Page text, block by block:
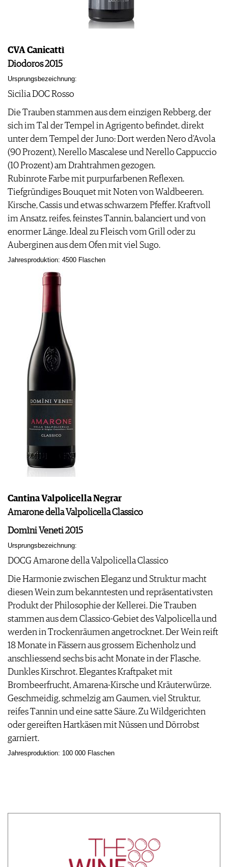
CVA Canicattì
Diodoros 2015
Ursprungsbezeichnung:
Sicilia DOC Rosso
Die Trauben stammen aus dem einzigen Rebberg, der
sich im Tal der Tempel in Agrigento befindet, direkt
unter dem Tempel der Juno: Dort werden Nero d’Avola
(90 Prozent), Nerello Mascalese und Nerello Cappuccio
(10 Prozent) am Drahtrahmen gezogen.
Rubinrote Farbe mit purpurfarbenen Reflexen.
Tiefgründiges Bouquet mit Noten von Waldbeeren.
Kirsche, Cassis und etwas schwarzem Pfeffer. Kraftvoll
im Ansatz, reifes, feinstes Tannin, balanciert und von
enormer Länge. Ideal zu Fleisch vom Grill oder zu
Auberginen aus dem Ofen mit viel Sugo.
Jahresproduktion: 4500 Flaschen
Cantina Valpolicella Negrar
Amarone della Valpolicella Classico
Domìni Veneti 2015
Ursprungsbezeichnung:
DOCG Amarone della Valpolicella Classico
Die Harmonie zwischen Eleganz und Struktur macht
diesen Wein zum bekanntesten und repräsentativsten
Produkt der Philosophie der Kellerei. Die Trauben
stammen aus dem Classico-Gebiet des Valpolicella und
werden in Trockenräumen angetrocknet. Der Wein reift
18 Monate in Fässern aus grossem Eichenholz und
anschliessend sechs bis acht Monate in der Flasche.
Dunkles Kirschrot. Elegantes Kraftpaket mit
Brombeerfrucht, Amarena-Kirsche und Kräuterwürze.
Geschmeidig, schmelzig am Gaumen, viel Struktur,
reifes Tannin und eine satte Säure. Zu Wildgerichten
oder gereiften Hartkäsen mit Nüssen und Dörrobst
garniert.
Jahresproduktion: 100 000 Flaschen